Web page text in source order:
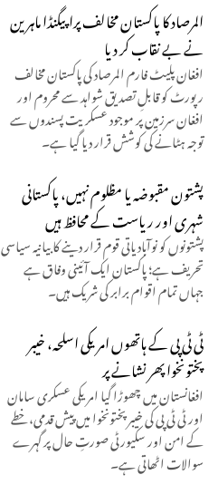
المرصاد کا پاکستان مخالف پراپیگنڈا ماہرین
نے بے نقاب کر دیا
افغان پلیٹ فارم المرصاد کی پاکستان مخالف
رپورٹ کو قابلِ تصدیق شواہد سے محروم اور
افغان سرزمین پر موجود عسکریت پسندوں سے
توجہ ہٹانے کی کوشش قرار دیا گیا ہے۔
پشتون مقبوضہ یا مظلوم نہیں، پاکستانی
شہری اور ریاست کے محافظ ہیں
پشتونوں کو نوآبادیاتی قوم قرار دینے کا بیانیہ سیاسی
تحریف ہے؛ پاکستان ایک آئینی وفاق ہے
جہاں تمام اقوام برابر کی شریک ہیں۔
ٹی ٹی پی کے ہاتھوں امریکی اسلحہ، خیبر
پختونخوا پھر نشانے پر
افغانستان میں چھوڑا گیا امریکی عسکری سامان
اور ٹی ٹی پی کی خیبر پختونخوا میں پیش قدمی، خطے
کے امن اور سکیورٹی صورتِ حال پر گہرے
سوالات اٹھاتی ہے۔